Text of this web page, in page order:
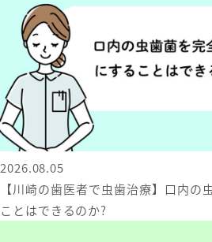
2026.08.05
【川崎の歯医者で虫歯治療】口内の
ことはできるのか?